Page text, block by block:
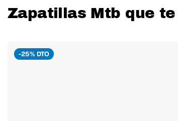
Zapatillas Mtb que
-25% DTO